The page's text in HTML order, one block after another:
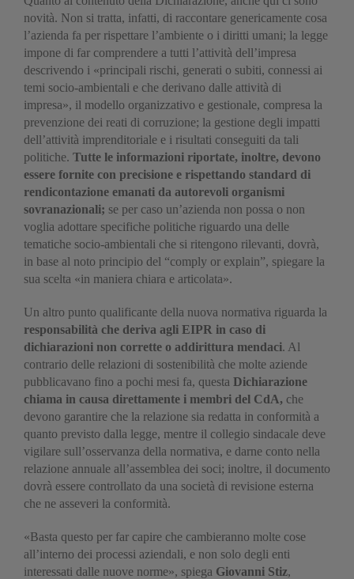
novità. Non si tratta, infatti, di raccontare genericamente cosa
l’azienda fa per rispettare l’ambiente o i diritti umani; la legge
impone di far comprendere a tutti l’attività dell’impresa
descrivendo i «principali rischi, generati o subiti, connessi ai
temi socio-ambientali e che derivano dalle attività di
impresa», il modello organizzativo e gestionale, compresa la
prevenzione dei reati di corruzione; la gestione degli impatti
dell’attività imprenditoriale e i risultati conseguiti da tali
politiche. Tutte le informazioni riportate, inoltre, devono
essere fornite con precisione e rispettando standard di
rendicontazione emanati da autorevoli organismi
sovranazionali; se per caso un’azienda non possa o non
voglia adottare specifiche politiche riguardo una delle
tematiche socio-ambientali che si ritengono rilevanti, dovrà,
in base al noto principio del “comply or explain”, spiegare la
sua scelta «in maniera chiara e articolata».
Un altro punto qualificante della nuova normativa riguarda la
responsabilità che deriva agli EIPR in caso di
dichiarazioni non corrette o addirittura mendaci. Al
contrario delle relazioni di sostenibilità che molte aziende
pubblicavano fino a pochi mesi fa, questa Dichiarazione
chiama in causa direttamente i membri del CdA, che
devono garantire che la relazione sia redatta in conformità a
quanto previsto dalla legge, mentre il collegio sindacale deve
vigilare sull’osservanza della normativa, e darne conto nella
relazione annuale all’assemblea dei soci; inoltre, il documento
dovrà essere controllato da una società di revisione esterna
che ne asseveri la conformità.
«Basta questo per far capire che cambieranno molte cose
all’interno dei processi aziendali, e non solo degli enti
interessati dalle nuove norme», spiega Giovanni Stiz,